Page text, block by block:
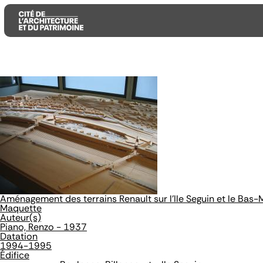
Aller
au
contenu
principal
Aller
au
menu
principal
Aller
à
la
recherche
Aménagement des terrains Renault sur l'Ile Seguin et le Bas-
Maquette
Auteur(s)
Piano, Renzo - 1937
Datation
1994-1995
Édifice